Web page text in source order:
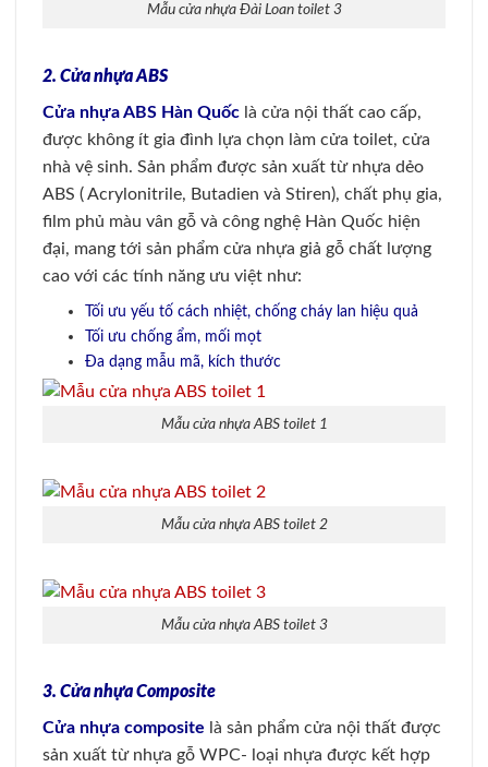
Mẫu cửa nhựa Đài Loan toilet 3
2. Cửa nhựa ABS
Cửa nhựa ABS Hàn Quốc là cửa nội thất cao cấp,
được không ít gia đình lựa chọn làm cửa toilet, cửa
nhà vệ sinh. Sản phẩm được sản xuất từ nhựa dẻo
ABS ( Acrylonitrile, Butadien và Stiren), chất phụ gia,
film phủ màu vân gỗ và công nghệ Hàn Quốc hiện
đại, mang tới sản phẩm cửa nhựa giả gỗ chất lượng
cao với các tính năng ưu việt như:
Tối ưu yếu tố cách nhiệt, chống cháy lan hiệu quả
Tối ưu chống ẩm, mối mọt
Đa dạng mẫu mã, kích thước
Mẫu cửa nhựa ABS toilet 1
Mẫu cửa nhựa ABS toilet 2
Mẫu cửa nhựa ABS toilet 3
3. Cửa nhựa Composite
Cửa nhựa composite là sản phẩm cửa nội thất được
sản xuất từ nhựa gỗ WPC- loại nhựa được kết hợp